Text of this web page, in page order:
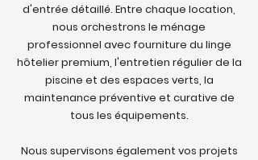
d'entrée détaillé. Entre chaque location,
nous orchestrons le ménage
professionnel avec fourniture du linge
hôtelier premium, l'entretien régulier de la
piscine et des espaces verts, la
maintenance préventive et curative de
tous les équipements.
Nous supervisons également vos projets